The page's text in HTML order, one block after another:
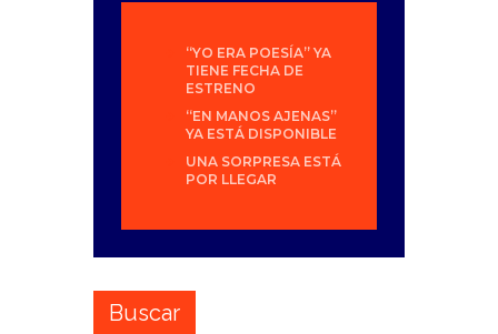
“YO ERA POESÍA” YA
TIENE FECHA DE
ESTRENO
“EN MANOS AJENAS”
YA ESTÁ DISPONIBLE
UNA SORPRESA ESTÁ
POR LLEGAR
Buscar